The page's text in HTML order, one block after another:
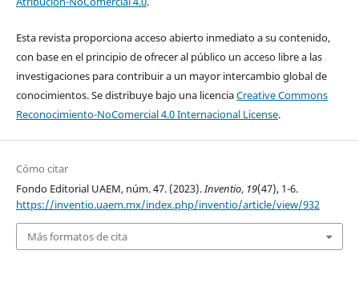
Esta revista proporciona acceso abierto inmediato a su contenido,
con base en el principio de ofrecer al público un acceso libre a las
investigaciones para contribuir a un mayor intercambio global de
conocimientos. Se distribuye bajo una licenciaCreative Commons
Reconocimiento-NoComercial 4.0 Internacional License.
Cómo citar
Fondo Editorial UAEM, núm. 47. (2023). Inventio, 19(47), 1-6.
https://inventio.uaem.mx/index.php/inventio/article/view/932
Más formatos de cita